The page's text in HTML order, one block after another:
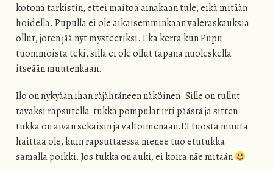
kotona tarkistin, ettei maitoa ainakaan tule, eikä mitään
hoidella. Pupulla ei ole aikaisemminkaan valeraskauksia
ollut, joten jää nyt mysteeriksi. Eka kerta kun Pupu
tuommoista teki, sillä ei ole ollut tapana nuoleskella
itseään muutenkaan.
Ilo on nykyään ihan räjähtäneen näköinen. Sille on tullut
tavaksi rapsutella tukka pompulat irti päästä ja sitten
tukka on aivan sekaisin ja valtoimenaan.EI tuosta muuta
haittaa ole, kuin rapsuttaessa menee tuo etutukka
samalla poikki. Jos tukka on auki, ei koira näe mitään